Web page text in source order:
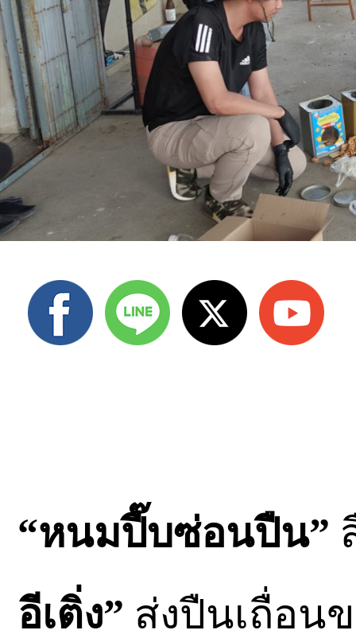
“หนมปี๊บซ่อนปืน”
อีเติ่ง” ส่งปืนเถื่อน